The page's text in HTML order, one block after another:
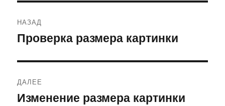
по
НАЗАД
Предыдущая
Проверка размера картинки
ДАЛЕЕ
Следующая
Изменение размера картинки